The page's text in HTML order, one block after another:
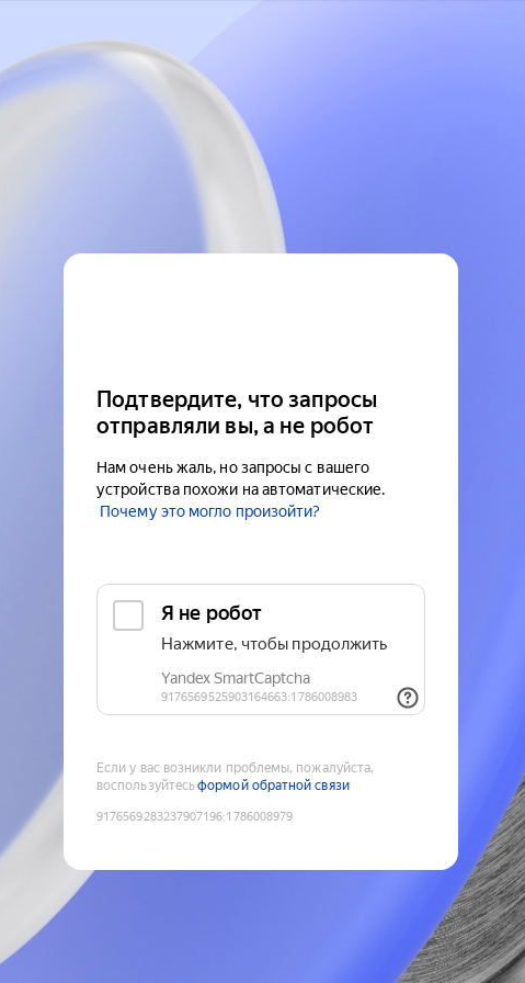
Подтвердите, что запросы
отправляли вы, а не робот
Нам очень жаль, но запросы с вашего
устройства похожи на автоматические.
Почему это могло произойти?
Если у вас возникли проблемы, пожалуйста,
воспользуйтесьформой обратной связи
9176569283237907196:1786008979